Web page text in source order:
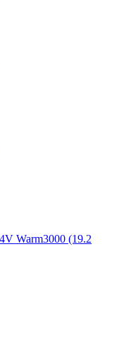
Warm3000 (19.2